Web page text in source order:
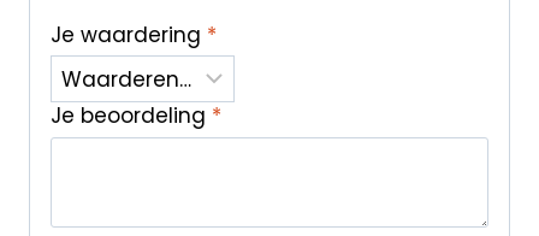
Je waardering *
Je beoordeling *